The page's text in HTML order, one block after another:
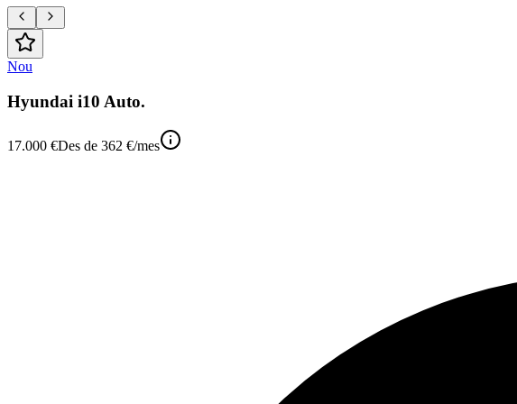
Nou
Hyundai i10 Auto.
17.000 €Des de 362 €/mes